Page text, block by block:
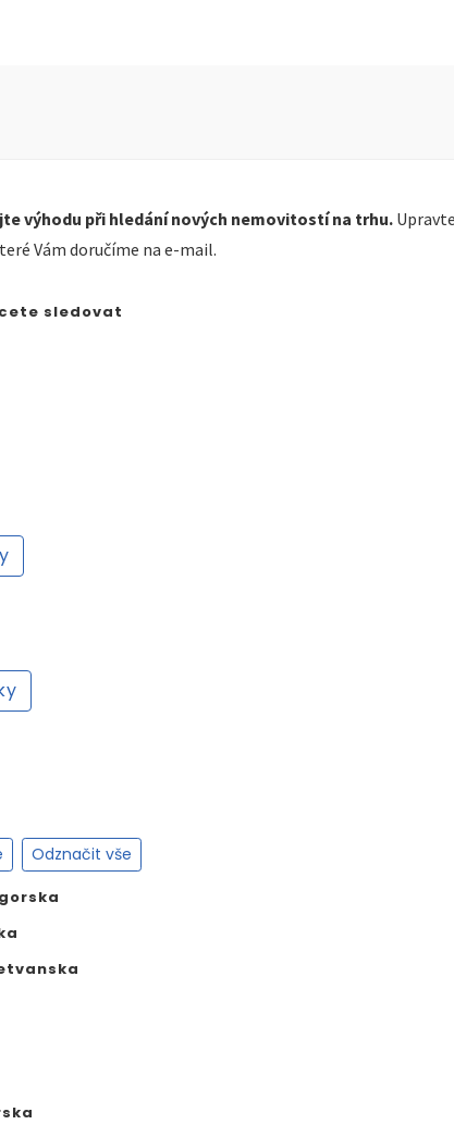
výhodu při hledání nových nemovitostí na trhu.
Vám doručíme na e-mail.
sledovat
Odznačit vše